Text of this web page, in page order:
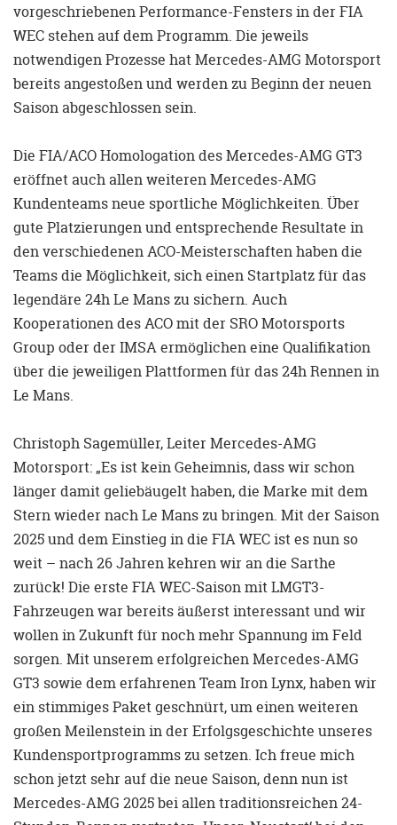
vorgeschriebenen Performance-Fensters in der FIA
WEC stehen auf dem Programm. Die jeweils
notwendigen Prozesse hat Mercedes-AMG Motorsport
bereits angestoßen und werden zu Beginn der neuen
Saison abgeschlossen sein.
Die FIA/ACO Homologation des Mercedes-AMG GT3
eröffnet auch allen weiteren Mercedes-AMG
Kundenteams neue sportliche Möglichkeiten. Über
gute Platzierungen und entsprechende Resultate in
den verschiedenen ACO-Meisterschaften haben die
Teams die Möglichkeit, sich einen Startplatz für das
legendäre 24h Le Mans zu sichern. Auch
Kooperationen des ACO mit der SRO Motorsports
Group oder der IMSA ermöglichen eine Qualifikation
über die jeweiligen Plattformen für das 24h Rennen in
Le Mans.
Christoph Sagemüller, Leiter Mercedes-AMG
Motorsport: „Es ist kein Geheimnis, dass wir schon
länger damit geliebäugelt haben, die Marke mit dem
Stern wieder nach Le Mans zu bringen. Mit der Saison
2025 und dem Einstieg in die FIA WEC ist es nun so
weit – nach 26 Jahren kehren wir an die Sarthe
zurück! Die erste FIA WEC-Saison mit LMGT3-
Fahrzeugen war bereits äußerst interessant und wir
wollen in Zukunft für noch mehr Spannung im Feld
sorgen. Mit unserem erfolgreichen Mercedes-AMG
GT3 sowie dem erfahrenen Team Iron Lynx, haben wir
ein stimmiges Paket geschnürt, um einen weiteren
großen Meilenstein in der Erfolgsgeschichte unseres
Kundensportprogramms zu setzen. Ich freue mich
schon jetzt sehr auf die neue Saison, denn nun ist
Mercedes-AMG 2025 bei allen traditionsreichen 24-